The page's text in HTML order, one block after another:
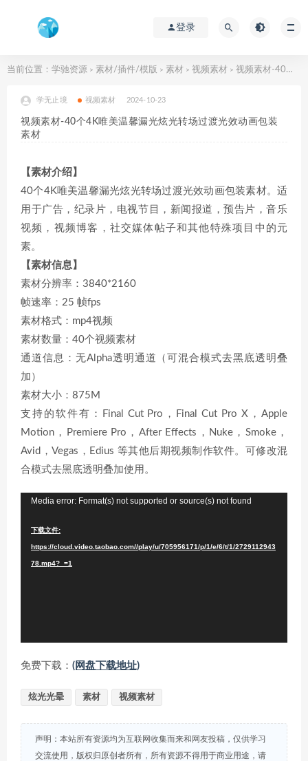
登录
当前位置： 学驰资源 > 素材/插件/模版 > 素材 > 视频素材 > 视频素材-40个4K唯美温馨漏光炫光转场过渡光效动画包装素材
学无止境 视频素材 2024-10-23
视频素材-40个4K唯美温馨漏光炫光转场过渡光效动画包装
素材
【素材介绍】
40个4K唯美温馨漏光炫光转场过渡光效动画包装素材。适
用于广告，纪录片，电视节目，新闻报道，预告片，音乐
视频，视频博客，社交媒体帖子和其他特殊项目中的元
素。
【素材信息】
素材分辨率：3840*2160
帧速率：25 帧fps
素材格式：mp4视频
素材数量：40个视频素材
通道信息：无Alpha透明通道（可混合模式去黑底透明叠
加）
素材大小：875M
支持的软件有：Final Cut Pro，Final Cut Pro X，Apple
Motion，Premiere Pro，After Effects，Nuke，Smoke，
Avid，Vegas，Edius 等其他后期视频制作软件。可修改混
合模式去黑底透明叠加使用。
Media error: Format(s) not supported or source(s) not found
下载文件:
https://cloud.video.taobao.com//play/u/705956171/p/1/e/6/t/1/2729112943
78.mp4?_=1
免费下载： (网盘下载地址)
炫光光晕 素材 视频素材
声明：本站所有资源均为互联网收集而来和网友投稿，仅供学习
交流使用，版权归原创者所有，所有资源不得用于商业用途，请